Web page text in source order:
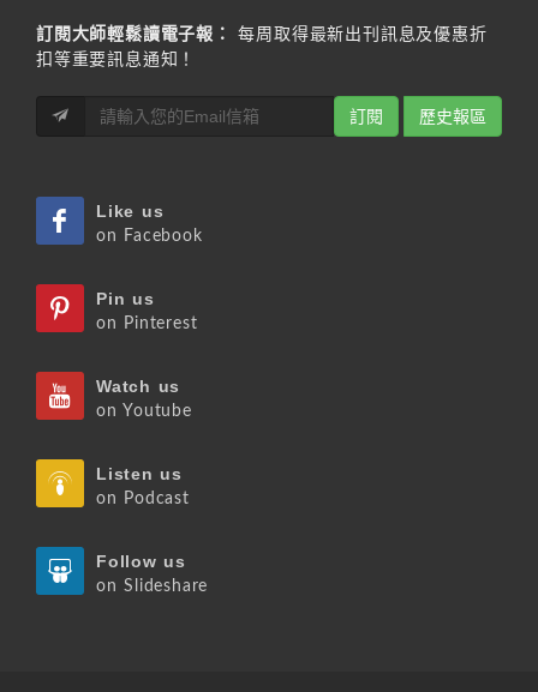
訂閱大師輕鬆讀電子報：
每周取得最新出刊訊息及優惠折
扣等重要訊息通知！
訂閱 歷史報區
Like us
on Facebook
Pin us
on Pinterest
Watch us
on Youtube
Listen us
on Podcast
Follow us
on Slideshare